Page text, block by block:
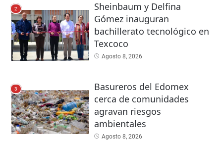
2
Sheinbaum y Delfina
Gómez inauguran
bachillerato tecnológico en
Texcoco
Agosto 8, 2026
3
Basureros del Edomex
cerca de comunidades
agravan riesgos
ambientales
Agosto 8, 2026